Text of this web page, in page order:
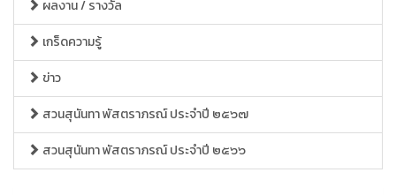
ผลงาน / รางวัล
เกร็ดความรู้
ข่าว
สวนสุนันทา พัสตราภรณ์ ประจำปี ๒๕๖๗
สวนสุนันทา พัสตราภรณ์ ประจำปี ๒๕๖๖